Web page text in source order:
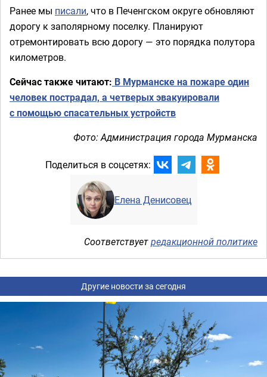
Ранее мы писали, что в Печенгском округе обновляют
дорогу к заполярному поселку. Планируют
отремонтировать всю дорогу — это порядка полутора
километров.
Сейчас также читают: В Мурманске на пожаре один
человек пострадал, а четверых эвакуировали
с помощью спасательных устройств
Фото: Администрация города Мурманска
Поделиться в соцсетях:
Елена Денисовец
Соответствуетредакционной политике
Другие новости за сегодня